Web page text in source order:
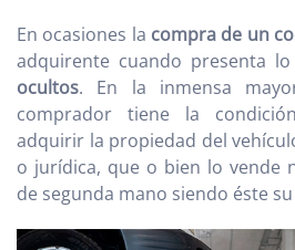
En ocasiones la compra de un
adquirente cuando presenta
ocultos. En la inmensa
comprador tiene la
adquirir la propiedad del
o jurídica, que o bien lo vende
de segunda mano siendo éste